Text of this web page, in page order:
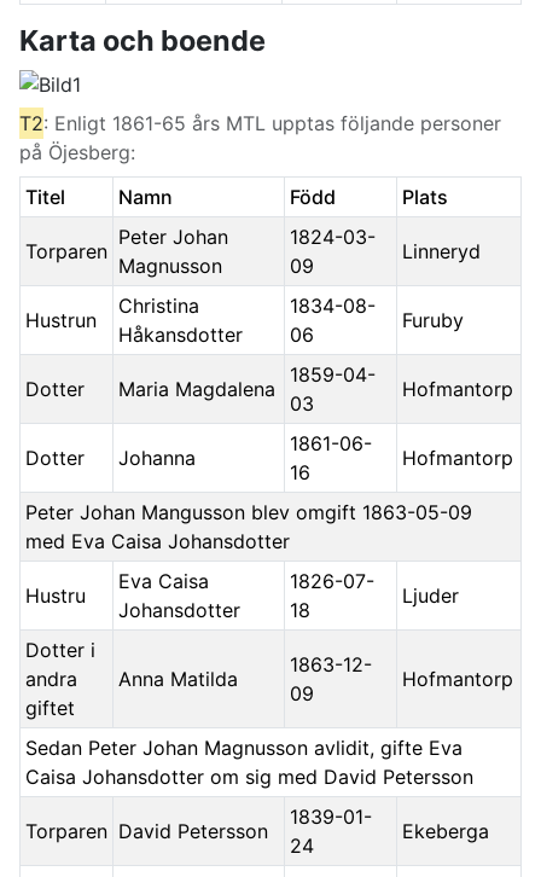
Karta och boende
T2: Enligt 1861-65 års MTL upptas följande personer
på Öjesberg:
Titel
Namn Född Plats
Torparen
Peter Johan
Magnusson
1824-03-
09
Linneryd
Hustrun
Christina
Håkansdotter
1834-08-
06
Furuby
Dotter Maria Magdalena
1859-04-
03
Hofmantorp
Dotter Johanna
1861-06-
16
Hofmantorp
Peter Johan Mangusson blev omgift 1863-05-09
med Eva Caisa Johansdotter
Hustru
Eva Caisa
Johansdotter
1826-07-
18
Ljuder
Dotter i
andra
giftet
Anna Matilda
1863-12-
09
Hofmantorp
Sedan Peter Johan Magnusson avlidit, gifte Eva
Caisa Johansdotter om sig med David Petersson
Torparen David Petersson
1839-01-
24
Ekeberga